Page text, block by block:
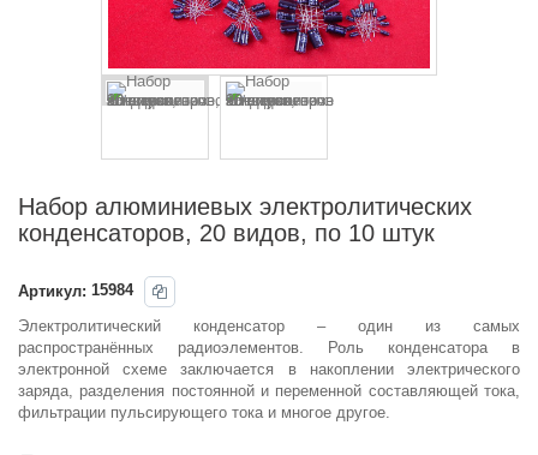
Набор алюминиевых электролитических
конденсаторов, 20 видов, по 10 штук
Артикул: 15984
Электролитический конденсатор – один из самых
распространённых радиоэлементов. Роль конденсатора в
электронной схеме заключается в накоплении электрического
заряда, разделения постоянной и переменной составляющей тока,
фильтрации пульсирующего тока и многое другое.